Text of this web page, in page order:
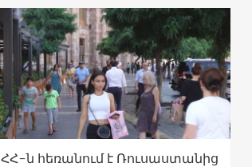
ՀՀ-ն հեռանում է Ռուսաստանից